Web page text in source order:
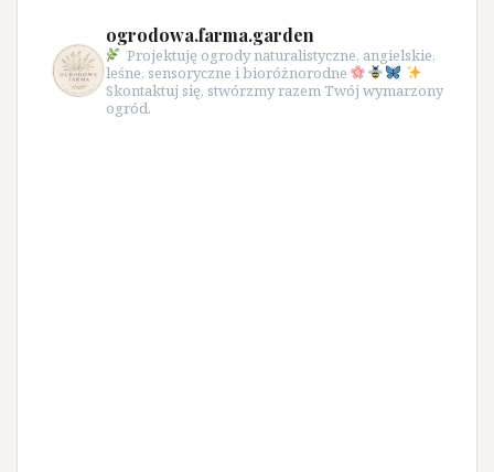
ogrodowa.farma.garden
Projektuję ogrody naturalistyczne, angielskie,
leśne, sensoryczne i bioróżnorodne
Skontaktuj się, stwórzmy razem Twój wymarzony
ogród.